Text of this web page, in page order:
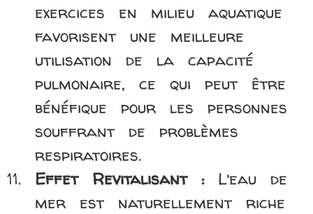
exercices en milieu aquatique
favorisent une meilleure
utilisation de la capacité
pulmonaire, ce qui peut être
bénéfique pour les personnes
souffrant de problèmes
respiratoires.
Effet Revitalisant :L’eau de
mer est naturellement riche